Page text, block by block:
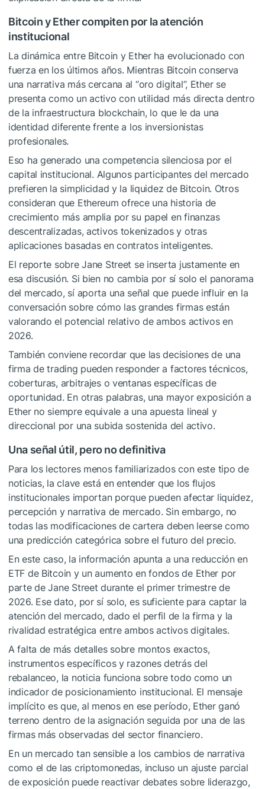
Bitcoin y Ether compiten por la atención
institucional
La dinámica entre Bitcoin y Ether ha evolucionado con
fuerza en los últimos años. Mientras Bitcoin conserva
una narrativa más cercana al “oro digital”, Ether se
presenta como un activo con utilidad más directa dentro
de la infraestructura blockchain, lo que le da una
identidad diferente frente a los inversionistas
profesionales.
Eso ha generado una competencia silenciosa por el
capital institucional. Algunos participantes del mercado
prefieren la simplicidad y la liquidez de Bitcoin. Otros
consideran que Ethereum ofrece una historia de
crecimiento más amplia por su papel en finanzas
descentralizadas, activos tokenizados y otras
aplicaciones basadas en contratos inteligentes.
El reporte sobre Jane Street se inserta justamente en
esa discusión. Si bien no cambia por sí solo el panorama
del mercado, sí aporta una señal que puede influir en la
conversación sobre cómo las grandes firmas están
valorando el potencial relativo de ambos activos en
2026.
También conviene recordar que las decisiones de una
firma de trading pueden responder a factores técnicos,
coberturas, arbitrajes o ventanas específicas de
oportunidad. En otras palabras, una mayor exposición a
Ether no siempre equivale a una apuesta lineal y
direccional por una subida sostenida del activo.
Una señal útil, pero no definitiva
Para los lectores menos familiarizados con este tipo de
noticias, la clave está en entender que los flujos
institucionales importan porque pueden afectar liquidez,
percepción y narrativa de mercado. Sin embargo, no
todas las modificaciones de cartera deben leerse como
una predicción categórica sobre el futuro del precio.
En este caso, la información apunta a una reducción en
ETF de Bitcoin y un aumento en fondos de Ether por
parte de Jane Street durante el primer trimestre de
2026. Ese dato, por sí solo, es suficiente para captar la
atención del mercado, dado el perfil de la firma y la
rivalidad estratégica entre ambos activos digitales.
A falta de más detalles sobre montos exactos,
instrumentos específicos y razones detrás del
rebalanceo, la noticia funciona sobre todo como un
indicador de posicionamiento institucional. El mensaje
implícito es que, al menos en ese período, Ether ganó
terreno dentro de la asignación seguida por una de las
firmas más observadas del sector financiero.
En un mercado tan sensible a los cambios de narrativa
como el de las criptomonedas, incluso un ajuste parcial
de exposición puede reactivar debates sobre liderazgo,